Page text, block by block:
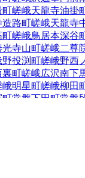
町嵯峨天龍寺油掛
造路町嵯峨天龍寺
町嵯峨鳥居本深谷
光寺山町嵯峨二尊
野投渕町嵯峨野西
裏町嵯峨広沢南下
峨明星町嵯峨柳田
町常盤下田町常盤